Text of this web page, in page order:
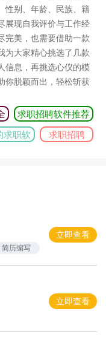
性别、年龄、民族、籍
展现自我评价与工作经
完美，也需要借助一款
为大家精心挑选了几款
信息，再挑选心仪的模
你脱颖而出，轻松斩获
求职招聘软件推荐
求职软
求职招聘
app
简历编写
立即查看
立即查看